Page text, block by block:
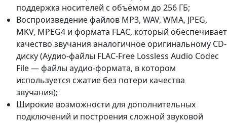
поддержка носителей с объёмом до 256 ГБ;
Воспроизведение файлов MP3, WAV, WMA, JPEG,
MKV, MPEG4 и формата FLAC, который обеспечивает
качество звучания аналогичное оригинальному CD-
диску (Аудио-файлы FLAC-Free Lossless Audio Codec
File — файлы аудио-формата, в котором
используется сжатие без потери качества
звучания);
Широкие возможности для дополнительных
подключений и построения сложной звуковой